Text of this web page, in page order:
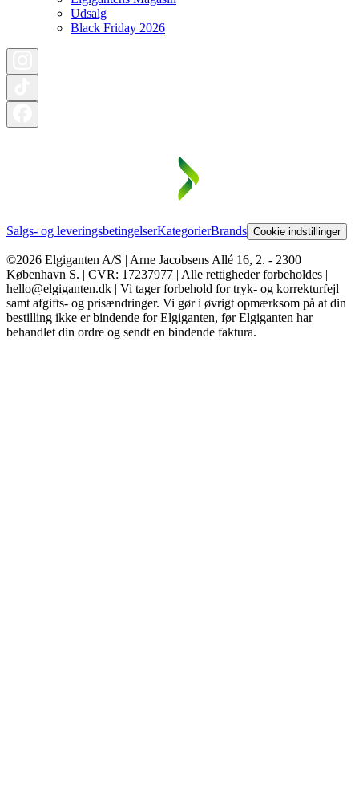
Udsalg
Black Friday 2026
Salgs- og leveringsbetingelserKategorierBrands Cookie indstillinger
©2026 Elgiganten A/S | Arne Jacobsens Allé 16, 2. - 2300
København S. | CVR: 17237977 | Alle rettigheder forbeholdes |
hello@elgiganten.dk | Vi tager forbehold for tryk- og korrekturfejl
samt afgifts- og prisændringer. Vi gør i øvrigt opmærksom på at din
bestilling ikke er bindende for Elgiganten, før Elgiganten har
behandlet din ordre og sendt en bindende faktura.